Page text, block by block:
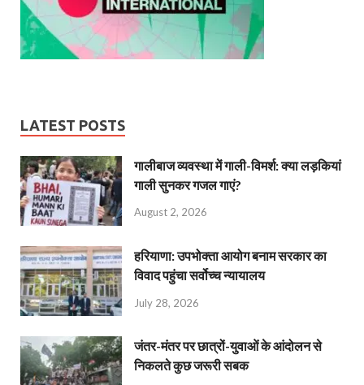
LATEST POSTS
गालीबाज व्‍यवस्‍था में गाली-विमर्श: क्या लड़कियां
गाली सुनकर गजल गाएं?
August 2, 2026
हरियाणा: उपभोक्ता आयोग बनाम सरकार का
विवाद पहुंचा सर्वोच्च न्यायालय
July 28, 2026
जंतर-मंतर पर छात्रों-युवाओं के आंदोलन से
निकलते कुछ जरूरी सबक